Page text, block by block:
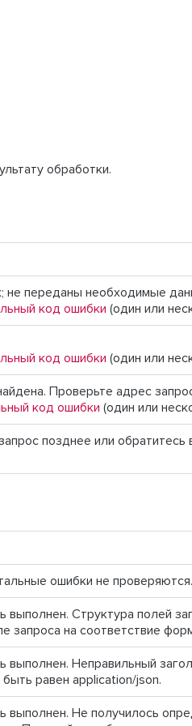
обработки.
не переданы необходимые
код ошибки (один или
код ошибки (один или
Проверьте адрес
код ошибки (один или
позднее или обратитесь
ошибки не проверяются.
выполнен. Структура полей
запроса на соответствие
выполнен. Неправильный
равен application/json.
выполнен. Не получилось